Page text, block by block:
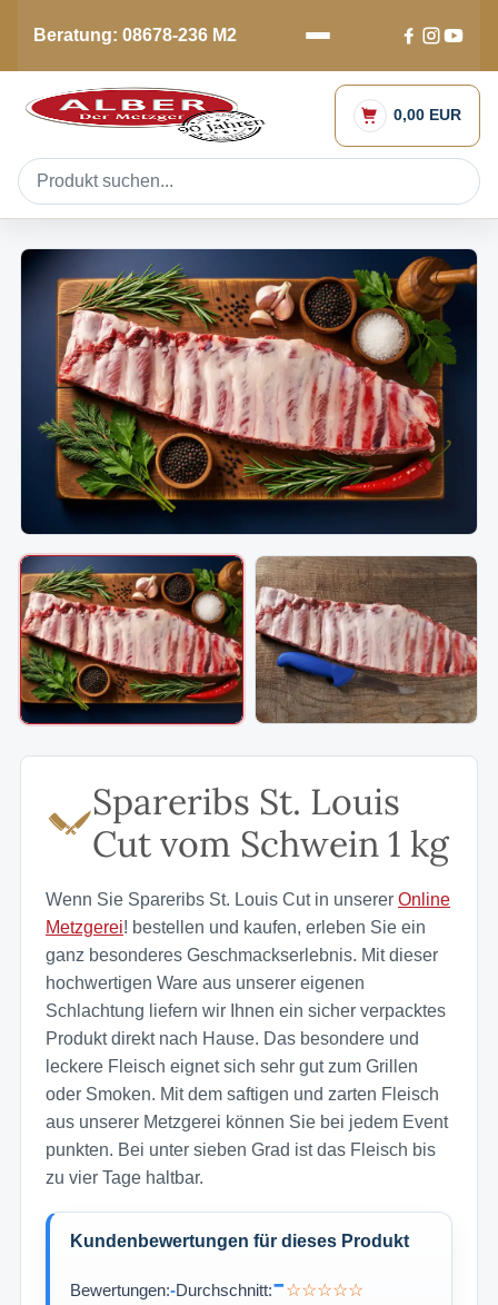
Beratung: 08678-236 M2
0,00 EUR
Spareribs St. Louis
Cut vom Schwein 1 kg
Wenn Sie Spareribs St. Louis Cut in unserer Online
Metzgerei! bestellen und kaufen, erleben Sie ein
ganz besonderes Geschmackserlebnis. Mit dieser
hochwertigen Ware aus unserer eigenen
Schlachtung liefern wir Ihnen ein sicher verpacktes
Produkt direkt nach Hause. Das besondere und
leckere Fleisch eignet sich sehr gut zum Grillen
oder Smoken. Mit dem saftigen und zarten Fleisch
aus unserer Metzgerei können Sie bei jedem Event
punkten. Bei unter sieben Grad ist das Fleisch bis
zu vier Tage haltbar.
Kundenbewertungen für dieses Produkt
Bewertungen:-Durchschnitt:-☆☆☆☆☆